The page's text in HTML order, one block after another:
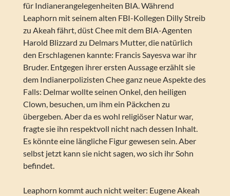
für Indianerangelegenheiten BIA. Während
Leaphorn mit seinem alten FBI-Kollegen Dilly Streib
zu Akeah fährt, düst Chee mit dem BIA-Agenten
Harold Blizzard zu Delmars Mutter, die natürlich
den Erschlagenen kannte: Francis Sayesva war ihr
Bruder. Entgegen ihrer ersten Aussage erzählt sie
dem Indianerpolizisten Chee ganz neue Aspekte des
Falls: Delmar wollte seinen Onkel, den heiligen
Clown, besuchen, um ihm ein Päckchen zu
übergeben. Aber da es wohl religiöser Natur war,
fragte sie ihn respektvoll nicht nach dessen Inhalt.
Es könnte eine längliche Figur gewesen sein. Aber
selbst jetzt kann sie nicht sagen, wo sich ihr Sohn
befindet.
Leaphorn kommt auch nicht weiter: Eugene Akeah